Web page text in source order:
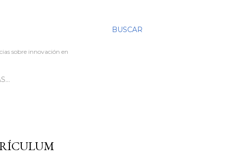
BUSCAR
sobre innovación en